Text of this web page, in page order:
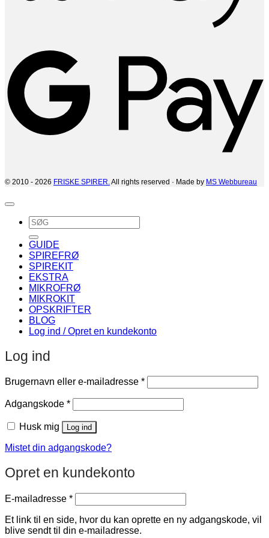
© 2010 - 2026 FRISKE SPIRER.All rights reserved · Made by MS Webbureau
Søg
efter:
GUIDE
SPIREFRØ
SPIREKIT
EKSTRA
MIKROFRØ
MIKROKIT
OPSKRIFTER
BLOG
Log ind / Opret en kundekonto
Log ind
Brugernavn eller e-mailadresse *Påkrævet
Adgangskode *Påkrævet
Husk mig Log ind
Mistet din adgangskode?
Opret en kundekonto
E-mailadresse *Påkrævet
Et link til en side, hvor du kan oprette en ny adgangskode, vil
blive sendt til din e-mailadresse.